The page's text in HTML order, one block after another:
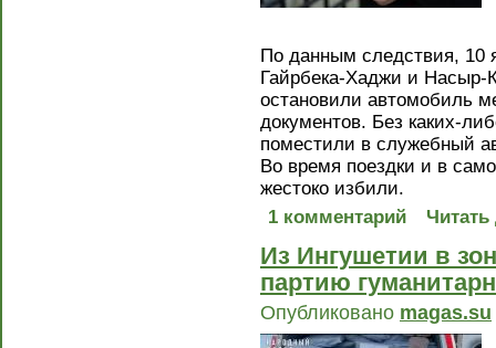
По данным следствия, 10
Гайрбека-Хаджи и Насыр-
остановили автомобиль
документов. Без каких-
поместили в служебный
Во время поездки и в
жестоко избили.
1 комментарий
Читать
Из Ингушетии в
партию
Опубликовано magas.su